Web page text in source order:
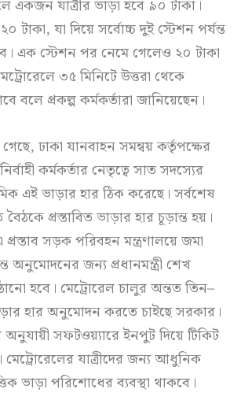
একজন যাত্রীর ভাড়া হবে ৯০ টাকা।
টাকা, যা দিয়ে সর্বোচ্চ দুই স্টেশন পর্যন্ত
এক স্টেশন পর নেমে গেলেও ২০ টাকা
৩৫ মিনিটে উত্তরা থেকে
বলে প্রকল্প কর্মকর্তারা জানিয়েছেন।
গেছে, ঢাকা যানবাহন সমন্বয় কর্তৃপক্ষের
কর্মকর্তার নেতৃত্বে সাত সদস্যের
এই ভাড়ার হার ঠিক করেছে। সর্বশেষ
প্রস্তাবিত ভাড়ার হার চূড়ান্ত হয়।
সড়ক পরিবহন মন্ত্রণালয়ে জমা
অনুমোদনের জন্য প্রধানমন্ত্রী শেখ
হবে। মেট্রোরেল চালুর অন্তত তিন–
হার অনুমোদন করতে চাইছে সরকার।
সফটওয়্যারে ইনপুট দিয়ে টিকিট
মেট্রোরেলের যাত্রীদের জন্য আধুনিক
ভাড়া পরিশোধের ব্যবস্থা থাকবে।